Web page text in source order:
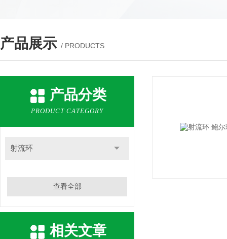
产品展示 / PRODUCTS
产品分类
PRODUCT CATEGORY
射流环
查看全部
相关文章